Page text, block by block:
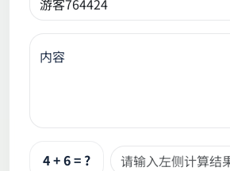
内容
4 + 6 = ?